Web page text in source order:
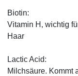
Biotin:
Vitamin H, wichtig
Haar
Lactic Acid:
Milchsäure. Kommt